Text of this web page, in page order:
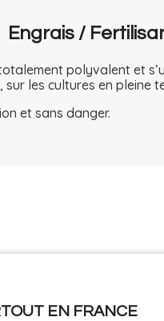
Engrais /
polyvalent et
les cultures en pleine
et sans danger.
EN FRANCE